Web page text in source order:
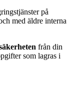
på
med äldre interna
från din
som lagras i